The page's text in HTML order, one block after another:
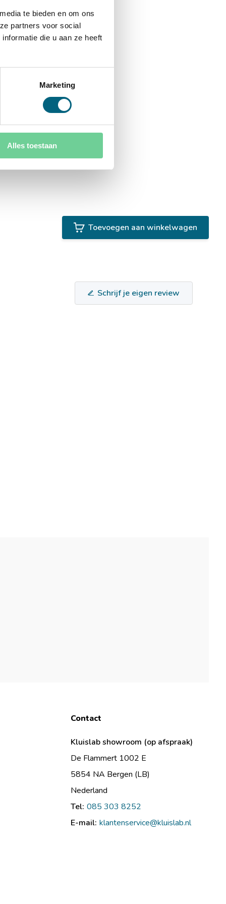
te bieden en om ons
partners voor social
die u aan ze heeft
Marketing
Alles toestaan
Toevoegen aan winkelwagen
Schrijf je eigen review
Contact
Kluislab showroom (op afspraak)
De Flammert 1002 E
5854 NA Bergen (LB)
Nederland
Tel: 085 303 8252
E-mail: klantenservice@kluislab.nl